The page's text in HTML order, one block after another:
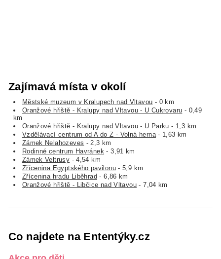
Zajímavá místa v okolí
Městské muzeum v Kralupech nad Vltavou - 0 km
Oranžové hřiště - Kralupy nad Vltavou - U Cukrovaru - 0,49
km
Oranžové hřiště - Kralupy nad Vltavou - U Parku - 1,3 km
Vzdělávací centrum od A do Z - Volná herna- 1,63 km
Zámek Nelahozeves - 2,3 km
Rodinné centrum Havránek - 3,91 km
Zámek Veltrusy - 4,54 km
Zřícenina Egyptského pavilonu- 5,9 km
Zřícenina hradu Liběhrad - 6,86 km
Oranžové hřiště - Libčice nad Vltavou - 7,04 km
Co najdete na Ententýky.cz